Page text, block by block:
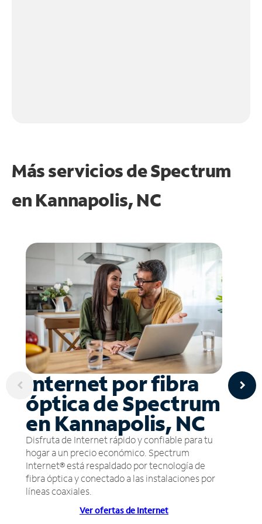
Más servicios de Spectrum
en Kannapolis, NC
Internet por fibra
óptica de Spectrum
en Kannapolis, NC
Disfruta de Internet rápido y confiable para tu
hogar a un precio económico. Spectrum
Internet® está respaldado por tecnología de
fibra óptica y conectado a las instalaciones por
líneas coaxiales.
Ver ofertas de Internet